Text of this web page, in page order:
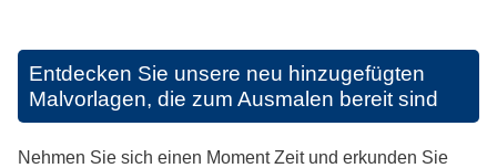
Entdecken Sie unsere neu hinzugefügten
Malvorlagen, die zum Ausmalen bereit sind
Nehmen Sie sich einen Moment Zeit und erkunden Sie